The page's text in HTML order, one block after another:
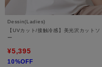
Dessin(Ladies)
【UVカット/接触冷感】美光沢カットソ
ー
¥5,395
10%OFF